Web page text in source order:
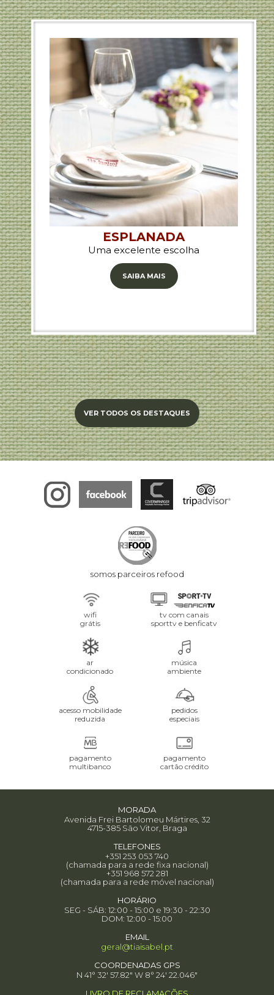
ESPLANADA
Uma excelente escolha
SAIBA MAIS
VER TODOS OS DESTAQUES
somos parceiros refood
wifi
grátis
tv com canais
sporttv e benficatv
ar
condicionado
música
ambiente
acesso mobilidade
reduzida
pedidos
especiais
pagamento
multibanco
pagamento
cartão crédito
MORADA
Avenida Frei Bartolomeu Mártires, 32
4715-385 São Vitor, Braga
TELEFONES
+351 253 053 740
(chamada para a rede fixa nacional)
+351 968 572 281
(chamada para a rede móvel nacional)
HORÁRIO
SEG - SÁB: 12:00 - 15:00 e 19:30 - 22:30
DOM: 12:00 - 15:00
EMAIL
geral@tiaisabel.pt
COORDENADAS GPS
N 41° 32' 57.82" W 8° 24' 22.046"